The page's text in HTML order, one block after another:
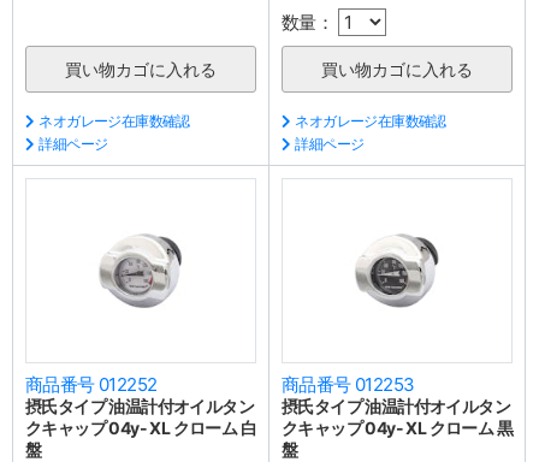
ネオガレージ在庫数確認
詳細ページ
数量：
ネオガレージ在庫数確認
詳細ページ
商品番号 012252
摂氏タイプ 油温計付オイルタン
クキャップ 04y- XL クローム 白
盤
商品番号 012253
摂氏タイプ 油温計付オイルタン
クキャップ 04y- XL クローム 黒
盤